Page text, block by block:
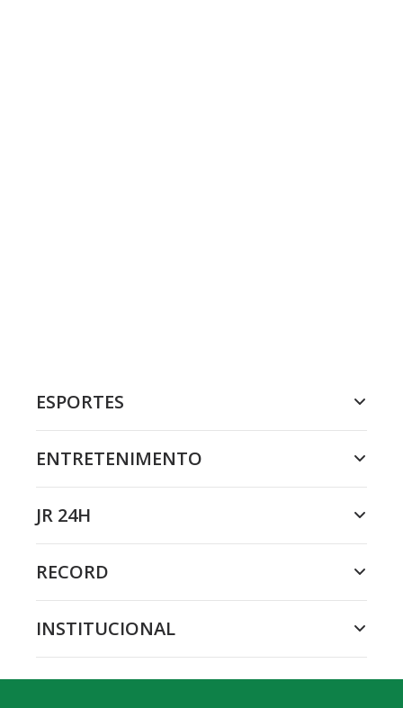
ESPORTES
ENTRETENIMENTO
JR 24H
RECORD
INSTITUCIONAL